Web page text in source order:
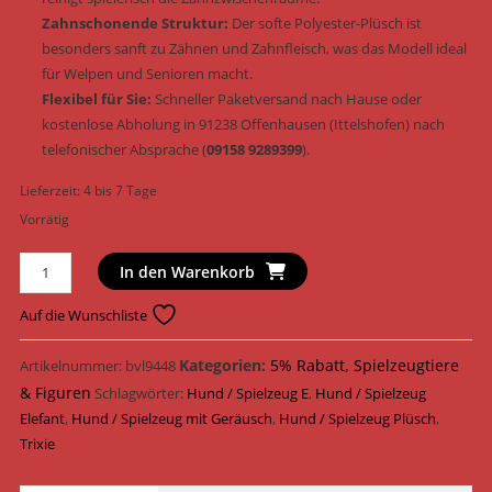
Zahnschonende Struktur: Der softe Polyester-Plüsch ist
besonders sanft zu Zähnen und Zahnfleisch, was das Modell ideal
für Welpen und Senioren macht.
Flexibel für Sie: Schneller Paketversand nach Hause oder
kostenlose Abholung in 91238 Offenhausen (Ittelshofen) nach
telefonischer Absprache (09158 9289399).
Lieferzeit:4 bis 7 Tage
Vorrätig
Trixie
Hundespielzeug
Elefant
mit
Tau
Plüsch
&
geräusch
In den Warenkorb
Auf die Wunschliste
Artikelnummer: bvl9448 Kategorien: 5% Rabatt, Spielzeugtiere
& Figuren Schlagwörter: Hund / Spielzeug E, Hund / Spielzeug
Elefant, Hund / Spielzeug mit Geräusch, Hund / Spielzeug Plüsch,
Trixie